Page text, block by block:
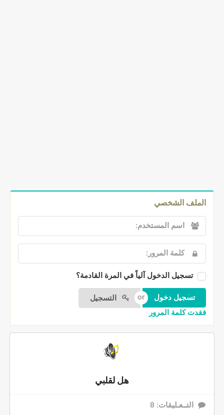
الملف الشخصي
تسجيل الدخول آلياً في المرة القادمة؟
التسجيل
فقدت كلمة المرور
هل لقلبي
التــعـليقات: 8